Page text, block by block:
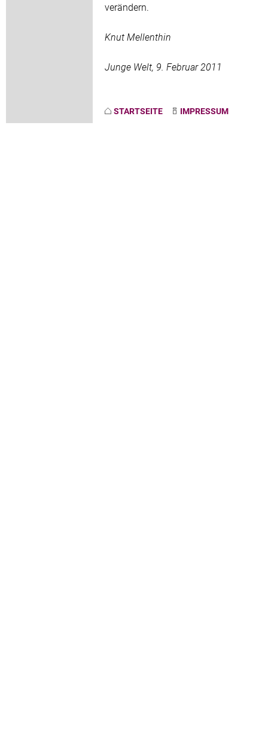
verändern.
Knut Mellenthin
Junge Welt, 9. Februar 2011
STARTSEITE IMPRESSUM